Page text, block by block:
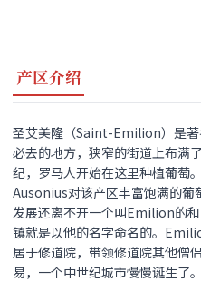
产区介绍
圣艾美隆 （Saint-Emilion） 是
必去的地方，狭窄的街道上布满
纪，罗马人开始在这里种植葡萄
Ausonius对该产区丰富饱满的葡
发展还离不开一个叫Emilion的
镇就是以他的名字命名的。
居于修道院，带领修道院其他僧
易， 一个中世纪城市慢慢诞生了。